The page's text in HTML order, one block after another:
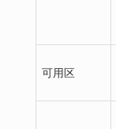
可用区